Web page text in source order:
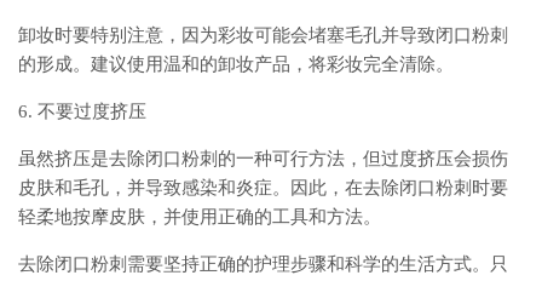
卸妆时要特别注意，因为彩妆可能会堵塞毛孔并导致闭口粉刺
的形成。建议使用温和的卸妆产品，将彩妆完全清除。
6. 不要过度挤压
虽然挤压是去除闭口粉刺的一种可行方法，但过度挤压会损伤
皮肤和毛孔，并导致感染和炎症。因此，在去除闭口粉刺时要
轻柔地按摩皮肤，并使用正确的工具和方法。
去除闭口粉刺需要坚持正确的护理步骤和科学的生活方式。只